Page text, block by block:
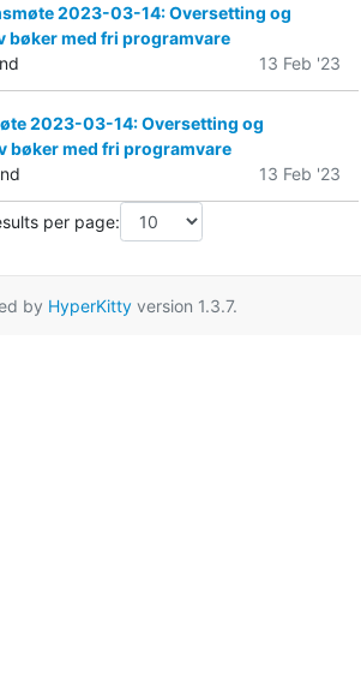
2023-03-14: Oversetting og
bøker med fri programvare
13 Feb '23
2023-03-14: Oversetting og
bøker med fri programvare
13 Feb '23
per page:
by HyperKittyversion 1.3.7.